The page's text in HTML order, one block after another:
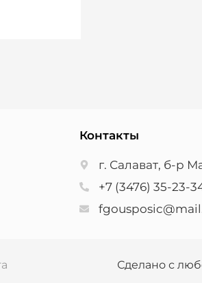
Контакты
г. Салават, б-р
+7 (3476) 35-23-
Сделано с